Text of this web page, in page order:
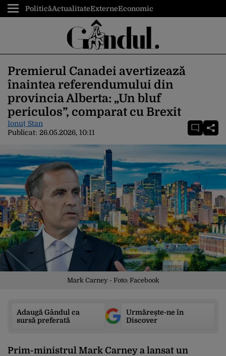
PoliticăActualitateExterneEconomic
Premierul Canadei avertizează
înaintea referendumului din
provincia Alberta: „Un bluf
periculos”, comparat cu Brexit
Ionuț Stan
Publicat: 26.05.2026, 10:11
Mark Carney - Foto: Facebook
Adaugă Gândul ca
sursă preferată
Urmărește-ne în
Discover
Prim-ministrul Mark Carney a lansat un